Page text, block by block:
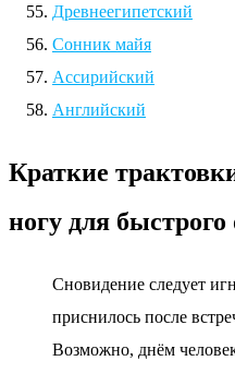
Древнеегипетский
Сонник майя
Ассирийский
Английский
Краткие
ногу для быстрого
Сновидение следует
приснилось после
Возможно, днём